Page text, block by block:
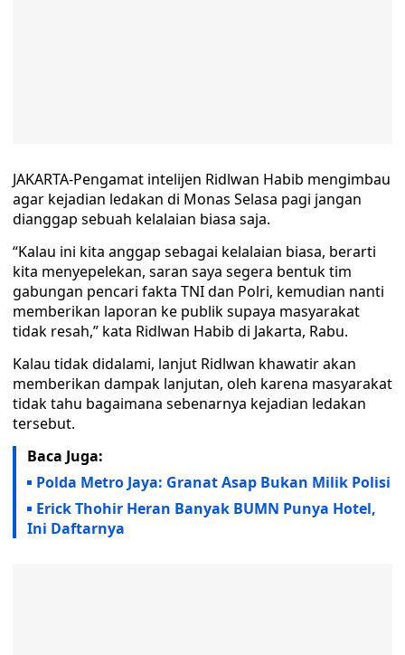
JAKARTA-Pengamat intelijen Ridlwan Habib mengimbau
agar kejadian ledakan di Monas Selasa pagi jangan
dianggap sebuah kelalaian biasa saja.
“Kalau ini kita anggap sebagai kelalaian biasa, berarti
kita menyepelekan, saran saya segera bentuk tim
gabungan pencari fakta TNI dan Polri, kemudian nanti
memberikan laporan ke publik supaya masyarakat
tidak resah,” kata Ridlwan Habib di Jakarta, Rabu.
Kalau tidak didalami, lanjut Ridlwan khawatir akan
memberikan dampak lanjutan, oleh karena masyarakat
tidak tahu bagaimana sebenarnya kejadian ledakan
tersebut.
Baca Juga:
Polda Metro Jaya: Granat Asap Bukan Milik Polisi
Erick Thohir Heran Banyak BUMN Punya Hotel,
Ini Daftarnya